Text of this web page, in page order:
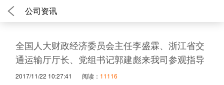
公司资讯
全国人大财政经济委员会主任李盛霖、浙江省交
通运输厅厅长、党组书记郭建彪来我司参观指导
2017/11/22 10:27:41 阅读： 11116